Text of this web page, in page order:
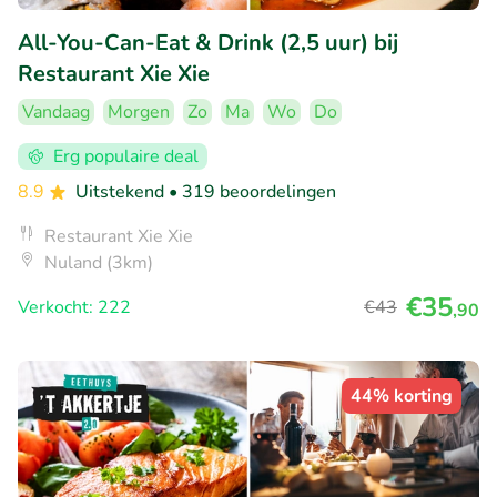
All-You-Can-Eat & Drink (2,5 uur) bij
Restaurant Xie Xie
Vandaag Morgen Zo Ma Wo
Do
Erg populaire deal
8.9
Uitstekend • 319 beoordelingen
Restaurant Xie Xie
Nuland (3km)
Verkocht: 222
€43 €35,90
44% korting